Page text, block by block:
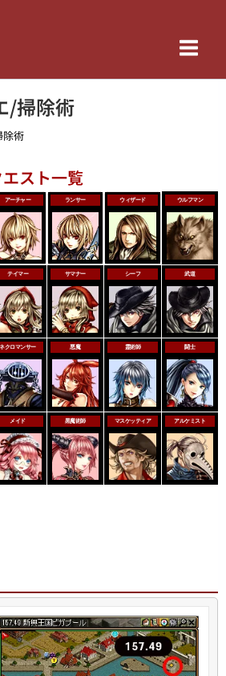
/掃除術
除術
スト一覧
アーチャー ランサー ウィザード ウルフマン
テイマー サマナー シーフ 武道
ネクロマンサー 悪魔 霊術師 闘士
メイド 黒魔術師 マスケッティア アルケミスト